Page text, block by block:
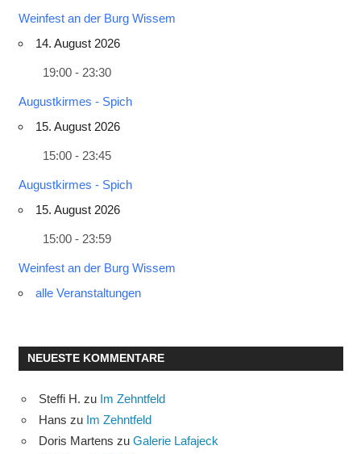
Weinfest an der Burg Wissem
14. August 2026
19:00 - 23:30
Augustkirmes - Spich
15. August 2026
15:00 - 23:45
Augustkirmes - Spich
15. August 2026
15:00 - 23:59
Weinfest an der Burg Wissem
alle Veranstaltungen
NEUESTE KOMMENTARE
Steffi H. zu Im Zehntfeld
Hans zu Im Zehntfeld
Doris Martens zu Galerie Lafajeck